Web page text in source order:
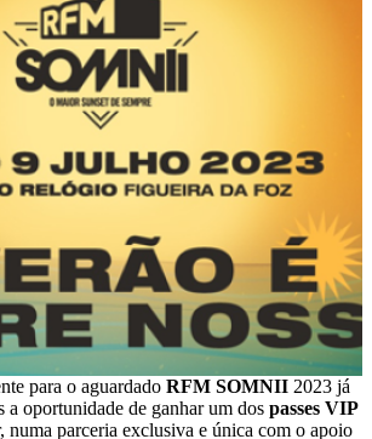
para o aguardado RFM SOMNII 2023 já
a oportunidade de ganhar um dos passes VIP
numa parceria exclusiva e única com o apoio